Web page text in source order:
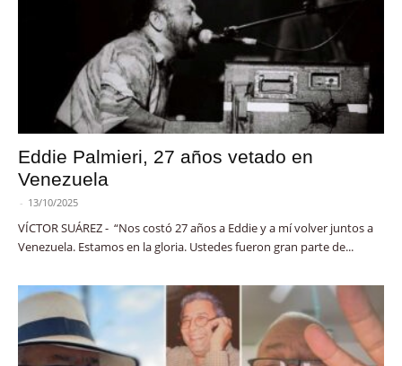
Eddie Palmieri, 27 años vetado en
Venezuela
- 13/10/2025
VÍCTOR SUÁREZ - “Nos costó 27 años a Eddie y a mí volver juntos a
Venezuela. Estamos en la gloria. Ustedes fueron gran parte de...